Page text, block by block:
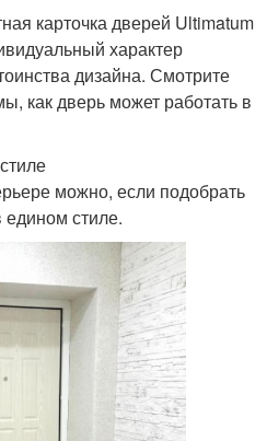
карточка дверей Ultimatum
характер
дизайна. Смотрите
как дверь может работать в
можно, если подобрать
стиле.